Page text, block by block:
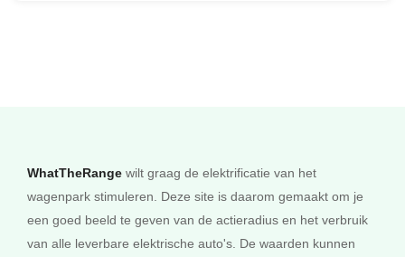
EXECUTIVE LOUNGE
Executive Lounge Seating + Rear-seat Entertainment
Experience
WhatTheRange wilt graag de elektrificatie van het
wagenpark stimuleren. Deze site is daarom gemaakt om je
een goed beeld te geven van de actieradius en het verbruik
van alle leverbare elektrische auto's. De waarden kunnen